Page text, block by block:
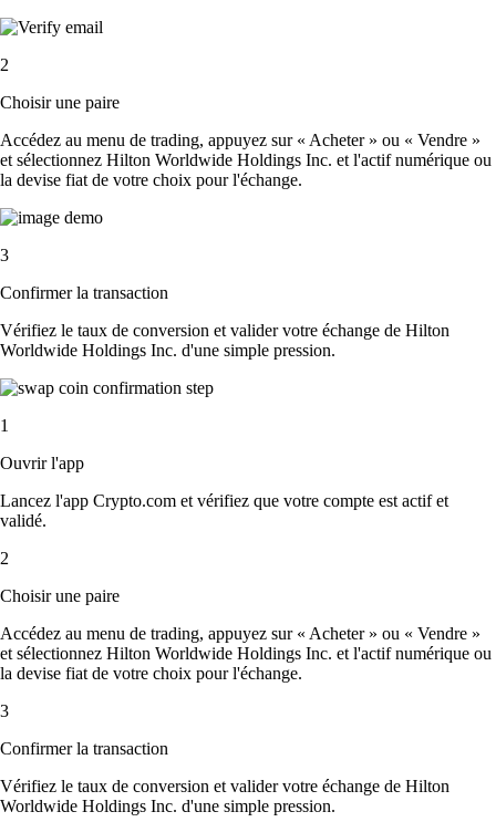
2
Choisir une paire
Accédez au menu de trading, appuyez sur « Acheter » ou « Vendre »
et sélectionnez Hilton Worldwide Holdings Inc. et l'actif numérique ou
la devise fiat de votre choix pour l'échange.
3
Confirmer la transaction
Vérifiez le taux de conversion et valider votre échange de Hilton
Worldwide Holdings Inc. d'une simple pression.
1
Ouvrir l'app
Lancez l'app Crypto.com et vérifiez que votre compte est actif et
validé.
2
Choisir une paire
Accédez au menu de trading, appuyez sur « Acheter » ou « Vendre »
et sélectionnez Hilton Worldwide Holdings Inc. et l'actif numérique ou
la devise fiat de votre choix pour l'échange.
3
Confirmer la transaction
Vérifiez le taux de conversion et valider votre échange de Hilton
Worldwide Holdings Inc. d'une simple pression.